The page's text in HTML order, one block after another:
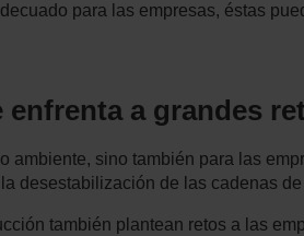
para las empresas, éstas
a grandes
ambiente, sino también para las
desestabilización de las cadenas
también plantean retos a las